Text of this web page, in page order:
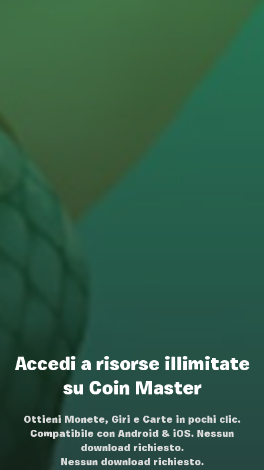
Accedi a risorse illimitate
su Coin Master
Ottieni Monete, Giri e Carte in pochi clic.
Compatibile con Android & iOS. Nessun
download richiesto.
Nessun download richiesto.